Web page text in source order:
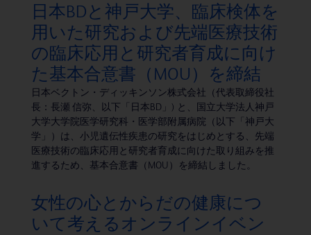
日本BDと神戸大学、臨床検体を
用いた研究および先端医療技術
の臨床応用と研究者育成に向け
た基本合意書（MOU）を締結
日本ベクトン・ディッキンソン株式会社（代表取締役社
長：長瀬 信弥、以下「日本BD」) と、国立大学法人神戸
大学大学院医学研究科・医学部附属病院（以下「神戸大
学」）は、小児遺伝性疾患の研究をはじめとする、先端
医療技術の臨床応用と研究者育成に向けた取り組みを推
進するため、基本合意書（MOU）を締結しました。
女性の心とからだの健康につ
いて考えるオンラインイベン